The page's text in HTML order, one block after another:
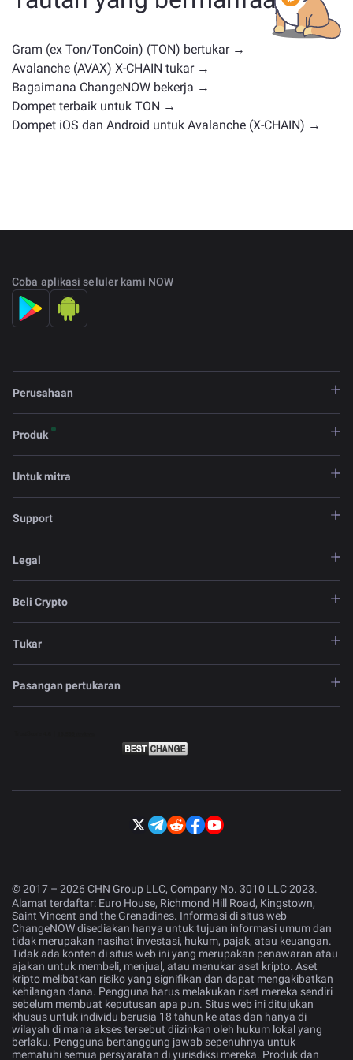
penggunaan atau posisi pasar serupa. Periksa semua
pertukaran utama.
Gram (ex Ton/TonCoin) (TON) bertukar →
Avalanche (AVAX) X-CHAIN tukar →
Bagaimana ChangeNOW bekerja →
Dompet terbaik untuk TON →
Dompet iOS dan Android untuk Avalanche (X-CHAIN) →
Coba aplikasi seluler kami NOW
Perusahaan
Produk
Untuk mitra
Support
Legal
Beli Crypto
Tukar
Pasangan pertukaran
© 2017 – 2026 CHN Group LLC, Company No. 3010 LLC 2023.
Alamat terdaftar: Euro House, Richmond Hill Road, Kingstown,
Saint Vincent and the Grenadines. Informasi di situs web
ChangeNOW disediakan hanya untuk tujuan informasi umum dan
tidak merupakan nasihat investasi, hukum, pajak, atau keuangan.
Tidak ada konten di situs web ini yang merupakan penawaran atau
ajakan untuk membeli, menjual, atau menukar aset kripto. Aset
kripto melibatkan risiko yang signifikan dan dapat mengakibatkan
kehilangan dana. Pengguna harus melakukan riset mereka sendiri
sebelum membuat keputusan apa pun. Situs web ini ditujukan
khusus untuk individu berusia 18 tahun ke atas dan hanya di
wilayah di mana akses tersebut diizinkan oleh hukum lokal yang
berlaku. Pengguna bertanggung jawab sepenuhnya untuk
mematuhi semua persyaratan di yurisdiksi mereka. Produk dan